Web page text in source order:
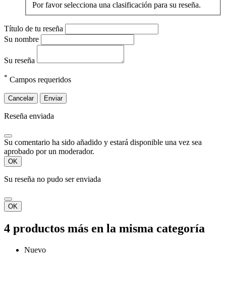
Por favor selecciona una clasificación para su reseña.
Título de tu reseña
Su nombre
Su reseña
* Campos requeridos
Cancelar Enviar
Reseña enviada
Su comentario ha sido añadido y estará disponible una vez sea
aprobado por un moderador.
OK
Su reseña no pudo ser enviada
OK
4 productos más en la misma categoría
Nuevo